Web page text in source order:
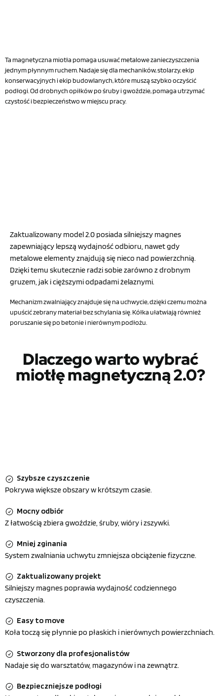
Ta magnetyczna miotła pomaga usuwać metalowe zanieczyszczenia
jednym płynnym ruchem. Nadaje się dla mechaników, stolarzy, ekip
konserwacyjnych i ekip budowlanych, które muszą szybko oczyścić
podłogi. Od drobnych opiłków po śruby i gwoździe, pomaga utrzymać
czystość i bezpieczeństwo w miejscu pracy.
Zaktualizowany model 2.0 posiada silniejszy magnes
zapewniający lepszą wydajność odbioru, nawet gdy
metalowe elementy znajdują się nieco nad powierzchnią.
Dzięki temu skutecznie radzi sobie zarówno z drobnym
gruzem, jak i cięższymi odpadami żelaznymi.
Mechanizm zwalniający znajduje się na uchwycie, dzięki czemu można
upuścić zebrany materiał bez schylania się. Kółka ułatwiają również
poruszanie się po betonie i nierównym podłożu.
Dlaczego warto wybrać
miotłę magnetyczną 2.0?
Szybsze czyszczenie
Pokrywa większe obszary w krótszym czasie.
Mocny odbiór
Z łatwością zbiera gwoździe, śruby, wióry i zszywki.
Mniej zginania
System zwalniania uchwytu zmniejsza obciążenie fizyczne.
Zaktualizowany projekt
Silniejszy magnes poprawia wydajność codziennego
czyszczenia.
Easy to move
Koła toczą się płynnie po płaskich i nierównych powierzchniach.
Stworzony dla profesjonalistów
Nadaje się do warsztatów, magazynów i na zewnątrz.
Bezpieczniejsze podłogi